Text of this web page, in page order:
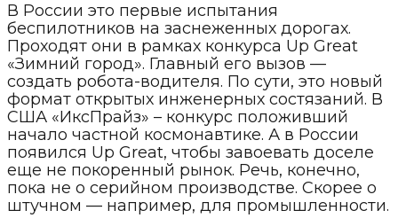
В России это первые испытания
беспилотников на заснеженных дорогах.
Проходят они в рамках конкурса Up Great
«Зимний город». Главный его вызов —
создать робота-водителя. По сути, это новый
формат открытых инженерных состязаний. В
США «ИксПрайз» – конкурс положивший
начало частной космонавтике. А в России
появился Up Great, чтобы завоевать доселе
еще не покоренный рынок. Речь, конечно,
пока не о серийном производстве. Скорее о
штучном — например, для промышленности.